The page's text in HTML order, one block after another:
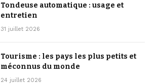
Tondeuse automatique : usage et
entretien
31 juillet 2026
Tourisme : les pays les plus petits et
méconnus du monde
24 juillet 2026